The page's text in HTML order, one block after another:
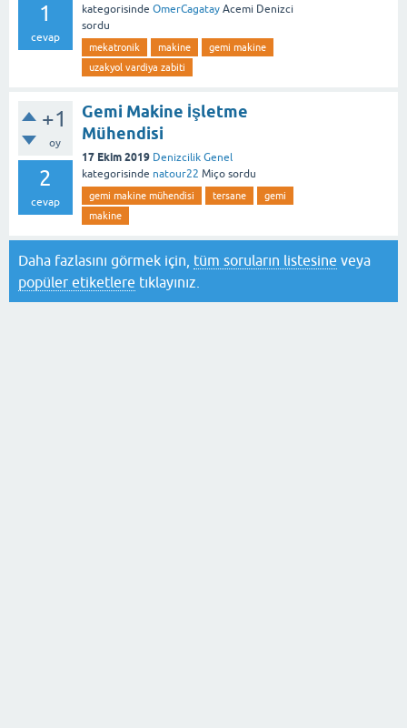
1
cevap
kategorisinde OmerCagatay Acemi Denizci
sordu
mekatronik makine
gemi makine
uzakyol vardiya zabiti
+1
oy
2
cevap
Gemi Makine İşletme
Mühendisi
17 Ekim 2019 Denizcilik Genel
kategorisinde natour22 Miço sordu
gemi makine mühendisi tersane
gemi
makine
Daha fazlasını görmek için, tüm soruların listesine veya
popüler etiketlere tıklayınız.